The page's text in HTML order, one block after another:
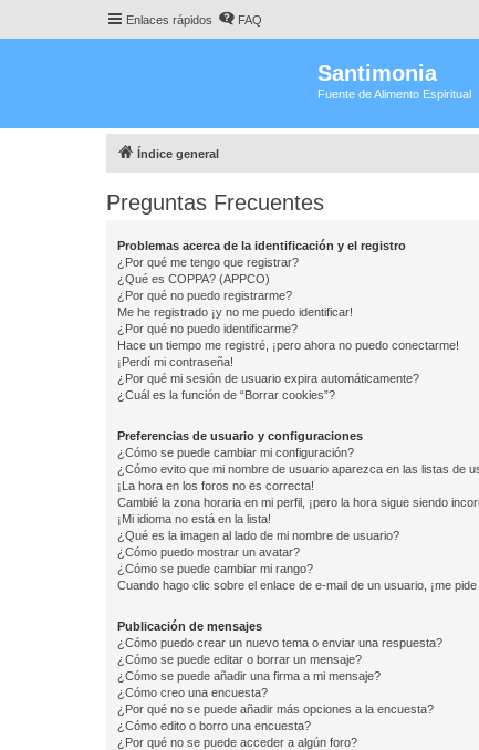
Enlaces rápidos FAQ
Santimonia
Fuente de Alimento Espiritual
Índice general
Preguntas Frecuentes
Problemas acerca de la identificación y el registro
¿Por qué me tengo que registrar?
¿Qué es COPPA? (APPCO)
¿Por qué no puedo registrarme?
Me he registrado ¡y no me puedo identificar!
¿Por qué no puedo identificarme?
Hace un tiempo me registré, ¡pero ahora no puedo conectarme!
¡Perdí mi contraseña!
¿Por qué mi sesión de usuario expira automáticamente?
¿Cuál es la función de “Borrar cookies”?
Preferencias de usuario y configuraciones
¿Cómo se puede cambiar mi configuración?
¿Cómo evito que mi nombre de usuario aparezca en las listas de
¡La hora en los foros no es correcta!
Cambié la zona horaria en mi perfil, ¡pero la hora sigue siendo
¡Mi idioma no está en la lista!
¿Qué es la imagen al lado de mi nombre de usuario?
¿Cómo puedo mostrar un avatar?
¿Cómo se puede cambiar mi rango?
Cuando hago clic sobre el enlace de e-mail de un usuario, ¡me
Publicación de mensajes
¿Cómo puedo crear un nuevo tema o enviar una respuesta?
¿Cómo se puede editar o borrar un mensaje?
¿Cómo se puede añadir una firma a mi mensaje?
¿Cómo creo una encuesta?
¿Por qué no se puede añadir más opciones a la encuesta?
¿Cómo edito o borro una encuesta?
¿Por qué no se puede acceder a algún foro?